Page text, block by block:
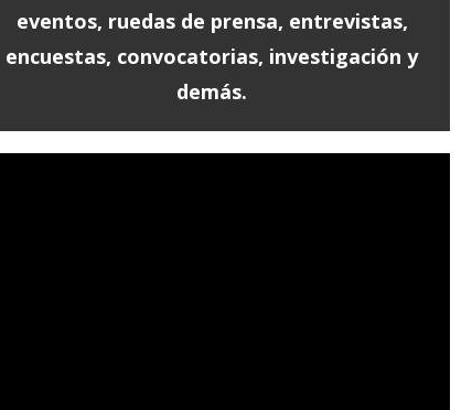
eventos, ruedas de prensa, entrevistas,
encuestas, convocatorias, investigación y
demás.